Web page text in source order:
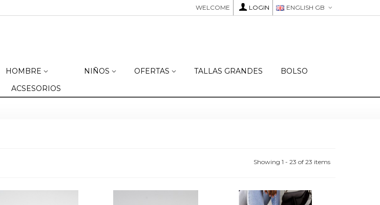
ENGLISH GB
LOGIN
WELCOME
HOMBRE NIÑOS OFERTAS TALLAS GRANDES
BOLSO
ACSESORIOS
Showing 1 - 23 of 23 items